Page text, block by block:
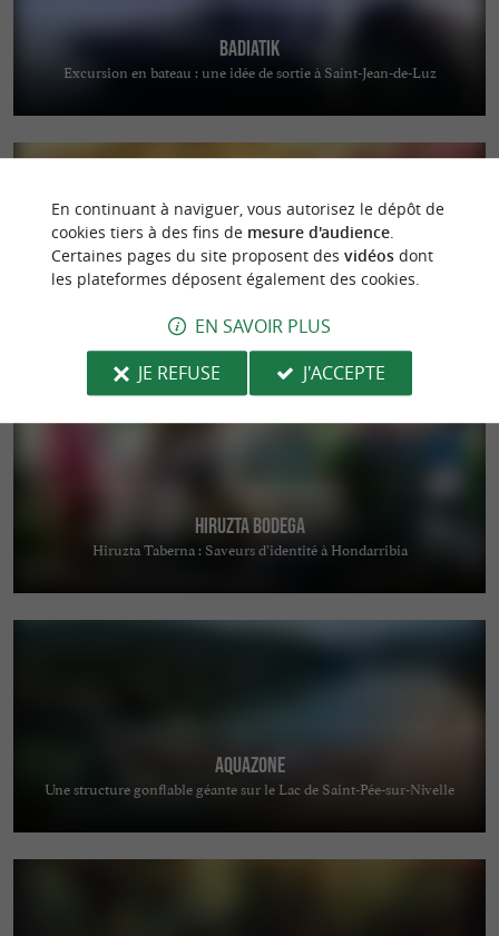
Badiatik
Excursion en bateau : une idée de sortie à Saint-Jean-de-Luz
Itsaspe Zumaia
Hiruzta Bodega
Hiruzta Taberna : Saveurs d’identité à Hondarribia
Aquazone
Une structure gonflable géante sur le Lac de Saint-Pée-sur-Nivelle
En continuant à naviguer, vous autorisez le dépôt de
cookies tiers à des fins de mesure d'audience.
Certaines pages du site proposent des vidéosdont
les plateformes déposent également des cookies.
EN SAVOIR PLUS
JE REFUSE
J'ACCEPTE